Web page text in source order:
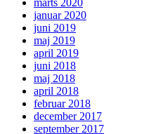
marts 2020
januar 2020
juni 2019
maj 2019
april 2019
juni 2018
maj 2018
april 2018
februar 2018
december 2017
september 2017